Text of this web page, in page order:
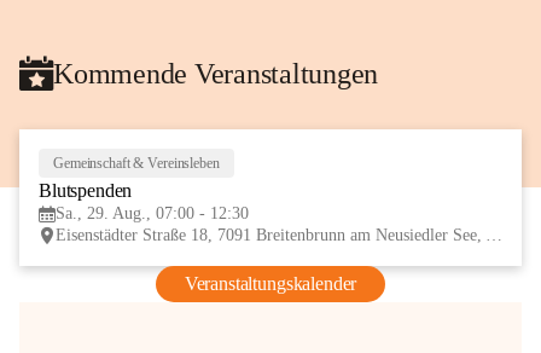
Kommende Veranstaltungen
Gemeinschaft & Vereinsleben
Blutspenden
Sa., 29. Aug., 07:00 - 12:30
Eisenstädter Straße 18, 7091 Breitenbrunn am Neusiedler See, AUT
Veranstaltungskalender